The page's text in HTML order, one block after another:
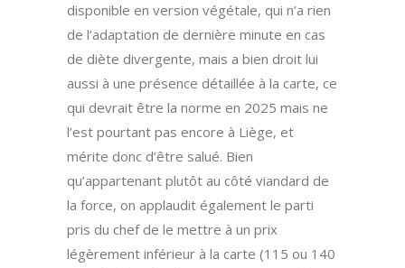
disponible en version végétale, qui n’a rien
de l’adaptation de dernière minute en cas
de diète divergente, mais a bien droit lui
aussi à une présence détaillée à la carte, ce
qui devrait être la norme en 2025 mais ne
l’est pourtant pas encore à Liège, et
mérite donc d’être salué. Bien
qu’appartenant plutôt au côté viandard de
la force, on applaudit également le parti
pris du chef de le mettre à un prix
légèrement inférieur à la carte (115 ou 140